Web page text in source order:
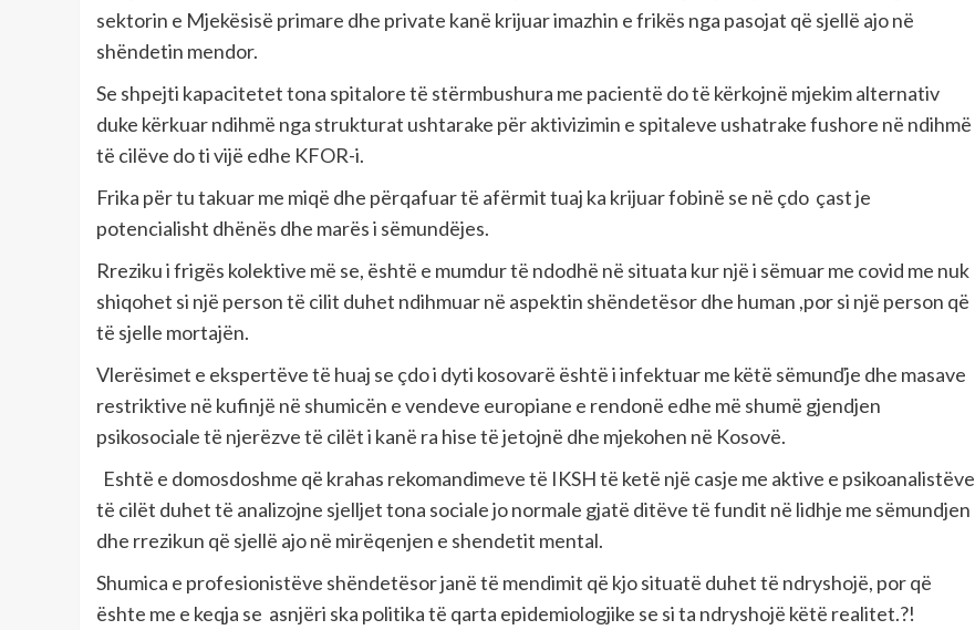
sektorin e Mjekësisë primare dhe private kanë krijuar imazhin e frikës nga pasojat që sjellë ajo në
shëndetin mendor.
Se shpejti kapacitetet tona spitalore të stërmbushura me pacientë do të kërkojnë mjekim alternativ
duke kërkuar ndihmë nga strukturat ushtarake për aktivizimin e spitaleve ushatrake fushore në ndihmë
të cilëve do ti vijë edhe KFOR-i.
Frika për tu takuar me miqë dhe përqafuar të afërmit tuaj ka krijuar fobinë se në çdo çast je
potencialisht dhënës dhe marës i sëmundëjes.
Rreziku i frigës kolektive më se, është e mumdur të ndodhë në situata kur një i sëmuar me covid me nuk
shiqohet si një person të cilit duhet ndihmuar në aspektin shëndetësor dhe human ,por si një person që
të sjelle mortajën.
Vlerësimet e ekspertëve të huaj se çdo i dyti kosovarë është i infektuar me këtë sëmunďje dhe masave
restriktive në kufinjë në shumicën e vendeve europiane e rendonë edhe më shumë gjendjen
psikosociale të njerëzve të cilët i kanë ra hise të jetojnë dhe mjekohen në Kosovë.
Eshtë e domosdoshme që krahas rekomandimeve të IKSH të ketë një casje me aktive e psikoanalistëve
të cilët duhet të analizojne sjelljet tona sociale jo normale gjatë ditëve të fundit në lidhje me sëmundjen
dhe rrezikun që sjellë ajo në mirëqenjen e shendetit mental.
Shumica e profesionistëve shëndetësor janë të mendimit që kjo situatë duhet të ndryshojë, por që
ështe me e keqja se asnjëri ska politika të qarta epidemiologjike se si ta ndryshojë këtë realitet.?!